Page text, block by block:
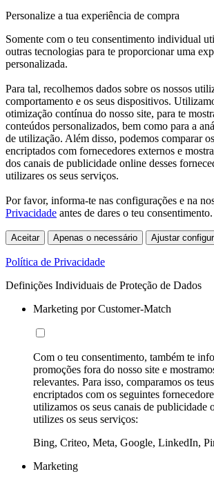
Personalize a tua experiência de compra
Somente com o teu consentimento individual
outras tecnologias para te proporcionar uma
personalizada.
Para tal, recolhemos dados sobre os nossos
comportamento e os seus dispositivos.
otimização contínua do nosso site, para te
conteúdos personalizados, bem como para a
de utilização. Além disso, podemos comparar
encriptados com fornecedores externos e
dos canais de publicidade online desses
utilizares os seus serviços.
Por favor, informa-te nas configurações e na
Privacidade antes de dares o teu consentimento.
Aceitar Apenas o necessário Ajustar
Política de Privacidade
Definições Individuais de Proteção de Dados
Marketing por Customer-Match
Com o teu consentimento, também te
promoções fora do nosso site e
relevantes. Para isso, comparamos os
encriptados com os seguintes
utilizamos os seus canais de publicidade
utilizes os seus serviços:
Bing, Criteo, Meta, Google, LinkedIn,
Marketing